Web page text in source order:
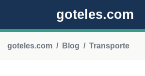
goteles.com
goteles.com Blog Transporte